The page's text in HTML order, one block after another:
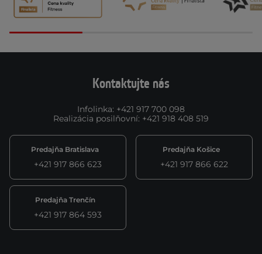
Kontaktujte nás
Infolinka: +421 917 700 098
Realizácia posilňovní: +421 918 408 519
Predajňa Bratislava
+421 917 866 623
Predajňa Košice
+421 917 866 622
Predajňa Trenčín
+421 917 864 593